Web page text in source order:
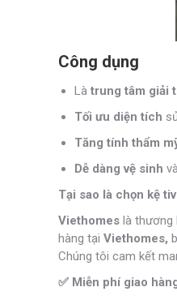
Công dụng
Là trung tâm giải
Tối ưu diện tích
Tăng tính thẩm
Dễ dàng vệ sinh
Tại sao là chọn kệ
Viethomes là thương
hàng tại Viethomes,
Chúng tôi cam kết
✅ Miễn phí giao